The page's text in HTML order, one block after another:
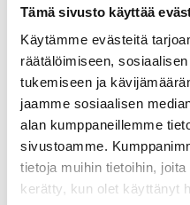
Tämä sivusto käyttää
Käytämme evästeitä
räätälöimiseen,
tukemiseen ja
jaamme sosiaalisen
alan kumppaneillemme
sivustoamme.
tietoja muihin tietoihin,
kerätty, kun olet käyttänyt
Valmistaja
Koko
Käyttölämpötila
IP-luokka
Uros/Naaras